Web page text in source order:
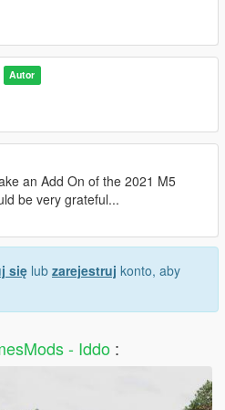
Autor
an Add On of the 2021 M5
be very grateful...
się lub zarejestruj konto, aby
- Iddo :